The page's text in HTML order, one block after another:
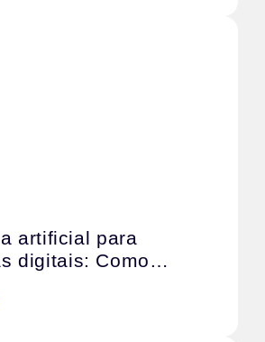
artificial para
digitais: Como